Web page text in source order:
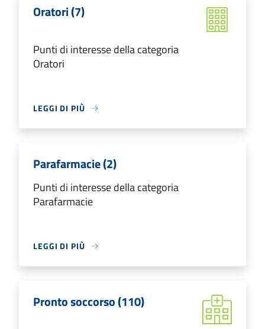
Oratori (7)
Punti di interesse della categoria
Oratori
LEGGI DI PIÙ
Parafarmacie (2)
Punti di interesse della categoria
Parafarmacie
LEGGI DI PIÙ
Pronto soccorso (110)